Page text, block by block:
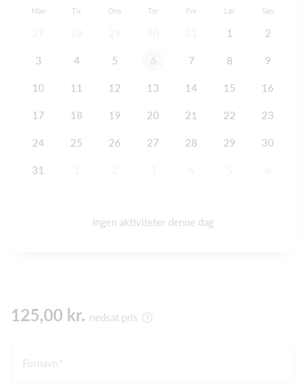
Man Tir Ons Tor Fre Lør Søn
1 2
3 4 5 6 7 8 9
10 11 12 13 14 15 16
17 18 19 20 21 22 23
24 25 26 27 28 29 30
31
Ingen aktiviteter denne dag
125,00 kr. nedsat pris
Fornavn